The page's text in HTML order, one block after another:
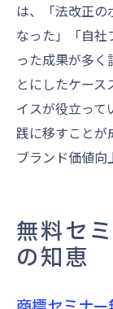
は、「法改正の
なった」「自
った成果が多く
とにしたケー
イスが役立って
践に移すことが
ブランド価値向
無料セ
の知恵